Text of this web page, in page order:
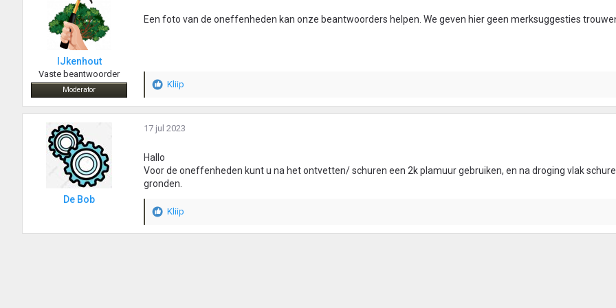
IJkenhout
Vaste beantwoorder
Moderator
Een foto van de oneffenheden kan onze beantwoorders helpen. We geven hier geen merksuggesties
W
a
r
e
r
i
n
e
Kliip
De Bob
17 jul 2023
Hallo
Voor de oneffenheden kunt u na het ontvetten/ schuren een 2k plamuur gebruiken, en na droging vlak
gronden.
W
Kliip